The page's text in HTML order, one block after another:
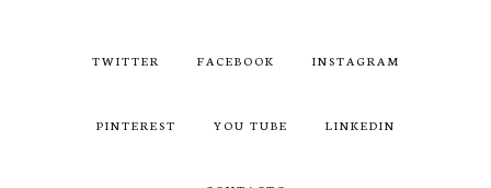
TWITTER FACEBOOK INSTAGRAM
PINTEREST YOU TUBE LINKEDIN